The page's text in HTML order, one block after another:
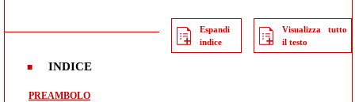
Espandi
indice
Visualizza tutto
il testo
INDICE
PREAMBOLO